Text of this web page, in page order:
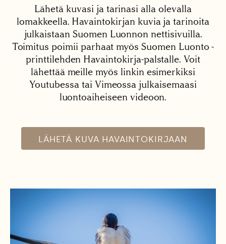
Lähetä kuvasi ja tarinasi alla olevalla
lomakkeella. Havaintokirjan kuvia ja tarinoita
julkaistaan Suomen Luonnon nettisivuilla.
Toimitus poimii parhaat myös Suomen Luonto -
printtilehden Havaintokirja-palstalle. Voit
lähettää meille myös linkin esimerkiksi
Youtubessa tai Vimeossa julkaisemaasi
luontoaiheiseen videoon.
LÄHETÄ KUVA HAVAINTOKIRJAAN